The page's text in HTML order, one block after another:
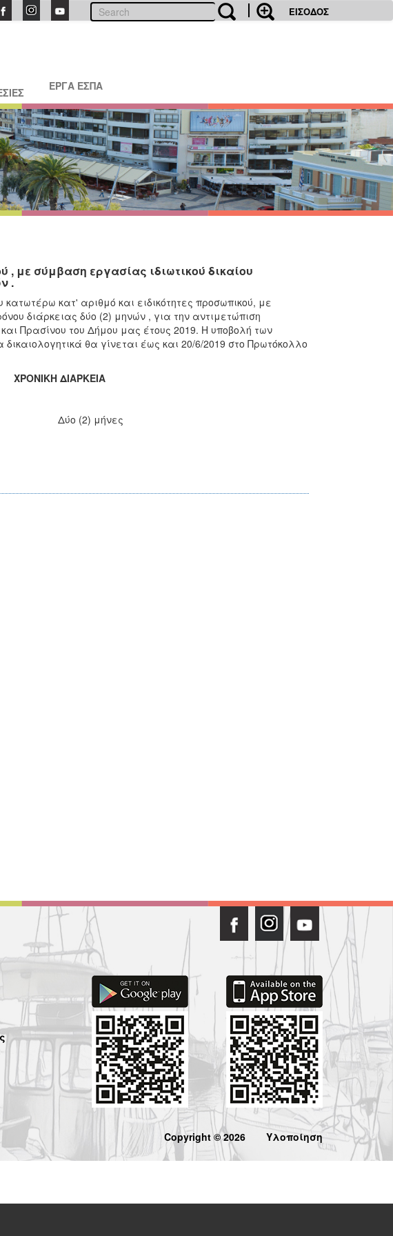
ΕΙΣΟΔΟΣ
ΕΡΓΑ ΕΣΠΑ
με σύμβαση εργασίας ιδιωτικού δικαίου
.
κατ' αριθμό και ειδικότητες προσωπικού, με
διάρκειας δύο (2) μηνών , για την αντιμετώπιση
Πρασίνου του Δήμου μας έτους 2019. Η υποβολή των
θα γίνεται έως και 20/6/2019 στο Πρωτόκολλο
ΔΙΑΡΚΕΙΑ
(2) μήνες
Copyright © 2026 Υλοποίηση